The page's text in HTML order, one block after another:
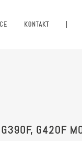
KONTAKT
G420F